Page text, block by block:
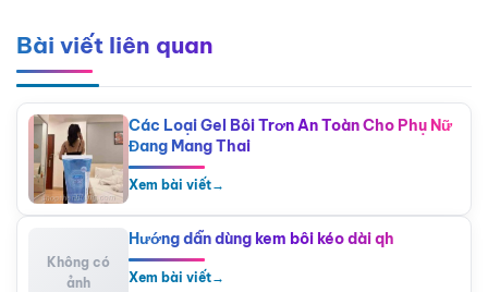
Bài viết liên quan
Các Loại Gel Bôi Trơn An Toàn Cho Phụ Nữ
Đang Mang Thai
Xem bài viết→
Không có
ảnh
Hướng dẫn dùng kem bôi kéo dài qh
Xem bài viết→